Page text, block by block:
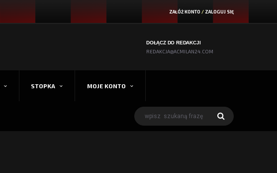
ZAŁÓŻ KONTO / ZALOGUJ SIĘ
DOŁĄCZ DO REDAKCJI
REDAKCJA@ACMILAN24.COM
STOPKA MOJE KONTO